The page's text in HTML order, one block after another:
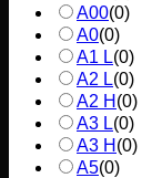
A00(0)
A0(0)
A1 L(0)
A2 L(0)
A2 H (0)
A3 L(0)
A3 H (0)
A5(0)